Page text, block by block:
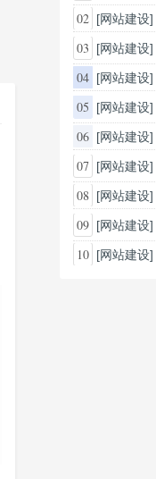
02 [网站建设]
03 [网站建设]
04 [网站建设]
05 [网站建设]
06 [网站建设]
07 [网站建设]
管...
08 [网站建设]
09 [网站建设]
10 [网站建设]